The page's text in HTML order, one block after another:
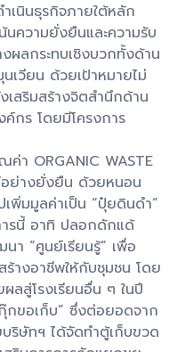
เนินธุรกิจภายใต้หลัก
ความยั่งยืนและความรับ
ผลกระทบเชิงบวกทั้งด้าน
เวียน ด้วยเป้าหมายไม่
สริมสร้างจิตสำนึกด้าน
กร โดยมีโครงการ
ค่า ORGANIC WASTE
อย่างยั่งยืน ด้วยหนอน
พิ่มมูลค่าเป็น “ปุ๋ยดินดำ”
รนี้ อาทิ ปลอกดักแด้
า “ศูนย์เรียนรู้” เพื่อ
ร้างอาชีพให้กับชุมชน โดย
ผลสู่โรงเรียนอื่น ๆ ในปี
กขอเก็บ” ซึ่งต่อยอดจาก
ริษัทฯ ได้จัดทำตู้เก็บขวด